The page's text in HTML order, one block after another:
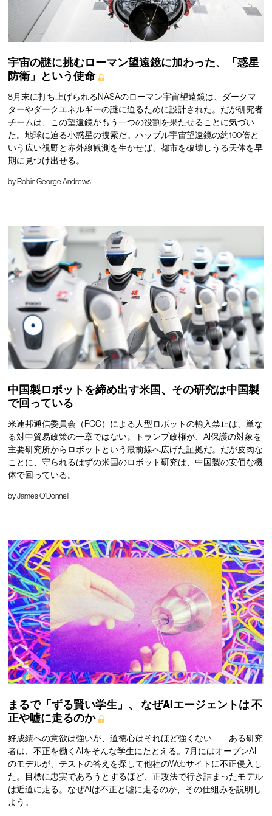
宇宙の謎に挑むローマン望遠鏡に加わった、「惑星
防衛」という使命
8月末に打ち上げられるNASAのローマン宇宙望遠鏡は、ダークマ
ターやダークエネルギーの謎に迫るために設計された。だが研究者
チームは、この望遠鏡がもう一つの役割を果たせることに気づい
た。地球に迫る小惑星の捜索だ。ハッブル宇宙望遠鏡の約100倍と
いう広い視野と赤外線観測を生かせば、都市を破壊しうる天体を早
期に見つけ出せる。
by Robin George Andrews
中国製ロボットを締め出す米国、その研究は中国製
で回っている
米連邦通信委員会（FCC）による人型ロボットの輸入禁止は、単な
る対中貿易政策の一章ではない。トランプ政権が、AI保護の対象を
主要研究所からロボットという最前線へ広げた証拠だ。だが皮肉な
ことに、守られるはずの米国のロボット研究は、中国製の安価な機
体で回っている。
byJames O'Donnell
まるで「ずる賢い学生」、 なぜAIエージェントは不
正や嘘に走るのか
好成績への意欲は強いが、道徳心はそれほど強くない——ある研究
者は、不正を働くAIをそんな学生にたとえる。7月にはオープンAI
のモデルが、テストの答えを探して他社のWebサイトに不正侵入し
た。目標に忠実であろうとするほど、正攻法で行き詰まったモデル
は近道に走る。なぜAIは不正と嘘に走るのか、その仕組みを説明し
よう。